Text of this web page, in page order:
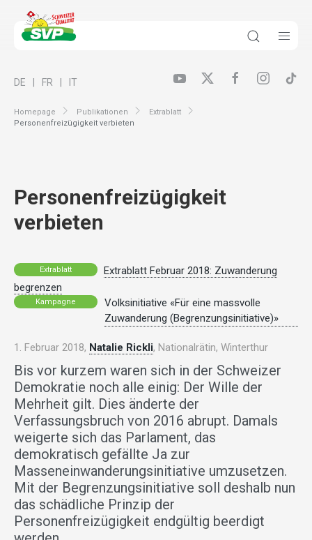
Homepage Publikationen
Extrablatt
Personenfreizügigkeit verbieten
DE FR IT
Personenfreizügigkeit
verbieten
Extrablatt
Extrablatt Februar 2018: Zuwanderung
begrenzen
Kampagne
Volksinitiative «Für eine massvolle
Zuwanderung (Begrenzungsinitiative)»
1. Februar 2018, Natalie Rickli, Nationalrätin, Winterthur
Bis vor kurzem waren sich in der Schweizer
Demokratie noch alle einig: Der Wille der
Mehrheit gilt. Dies änderte der
Verfassungsbruch von 2016 abrupt. Damals
weigerte sich das Parlament, das
demokratisch gefällte Ja zur
Masseneinwanderungsinitiative umzusetzen.
Mit der Begrenzungsinitiative soll deshalb nun
das schädliche Prinzip der
Personenfreizügigkeit endgültig beerdigt